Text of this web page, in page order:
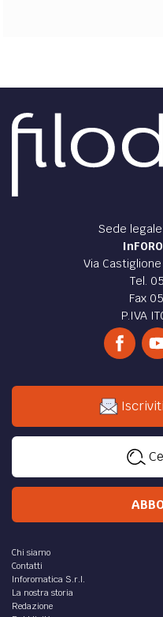
Sede
Via
Tel.
Fax
P.IVA
Chi siamo
Contatti
Inforomatica S.r.l.
La nostra storia
Redazione